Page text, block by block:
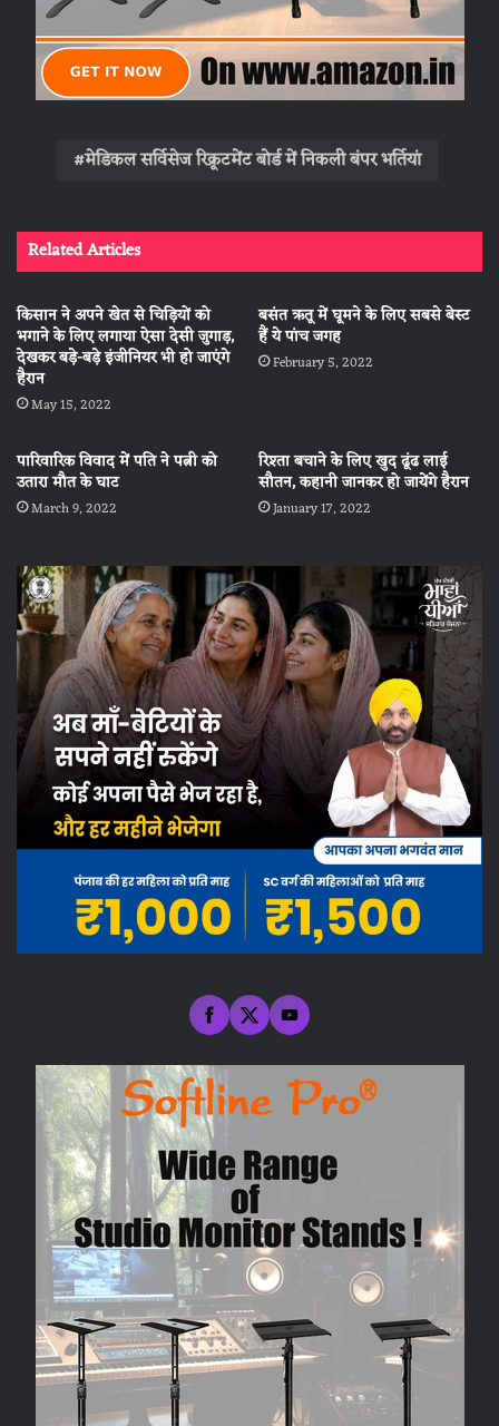
मेडिकल सर्विसेज रिक्रूटमेंट बोर्ड में निकली बंपर भर्तियां
Related Articles
किसान ने अपने खेत से चिड़ियों को
भगाने के लिए लगाया ऐसा देसी जुगाड़,
देखकर बड़े-बड़े इंजीनियर भी हो जाएंगे
हैरान
May 15, 2022
बसंत ऋतू में घूमने के लिए सबसे बेस्ट
हैं ये पांच जगह
February 5, 2022
पारिवारिक विवाद में पति ने पत्नी को
उतारा मौत के घाट
March 9, 2022
रिश्ता बचाने के लिए खुद ढूंढ लाई
सौतन, कहानी जानकर हो जायेंगे हैरान
January 17, 2022